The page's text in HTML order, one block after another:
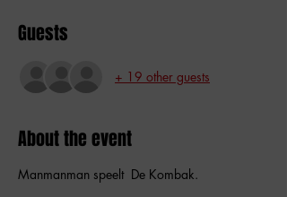
Guests
+ 19 other guests
About the event
Manmanman speelt  De Kombak.